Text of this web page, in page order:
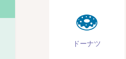
ドーナツ